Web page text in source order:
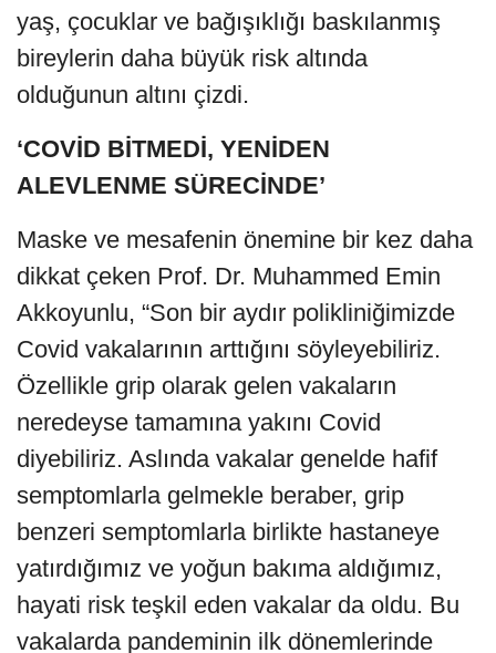
yaş, çocuklar ve bağışıklığı baskılanmış
bireylerin daha büyük risk altında
olduğunun altını çizdi.
‘COVİD BİTMEDİ, YENİDEN
ALEVLENME SÜRECİNDE’
Maske ve mesafenin önemine bir kez daha
dikkat çeken Prof. Dr. Muhammed Emin
Akkoyunlu, “Son bir aydır polikliniğimizde
Covid vakalarının arttığını söyleyebiliriz.
Özellikle grip olarak gelen vakaların
neredeyse tamamına yakını Covid
diyebiliriz. Aslında vakalar genelde hafif
semptomlarla gelmekle beraber, grip
benzeri semptomlarla birlikte hastaneye
yatırdığımız ve yoğun bakıma aldığımız,
hayati risk teşkil eden vakalar da oldu. Bu
vakalarda pandeminin ilk dönemlerinde